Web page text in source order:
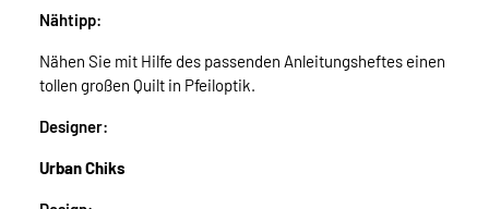
Nähtipp:
Nähen Sie mit Hilfe des passenden Anleitungsheftes einen
tollen großen Quilt in Pfeiloptik.
Designer:
Urban Chiks